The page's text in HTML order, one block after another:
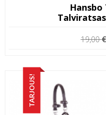
Hansbo
19,00€
TARJOUS!